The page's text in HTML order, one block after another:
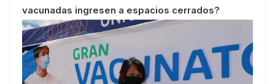
vacunadas ingresen a espacios cerrados?